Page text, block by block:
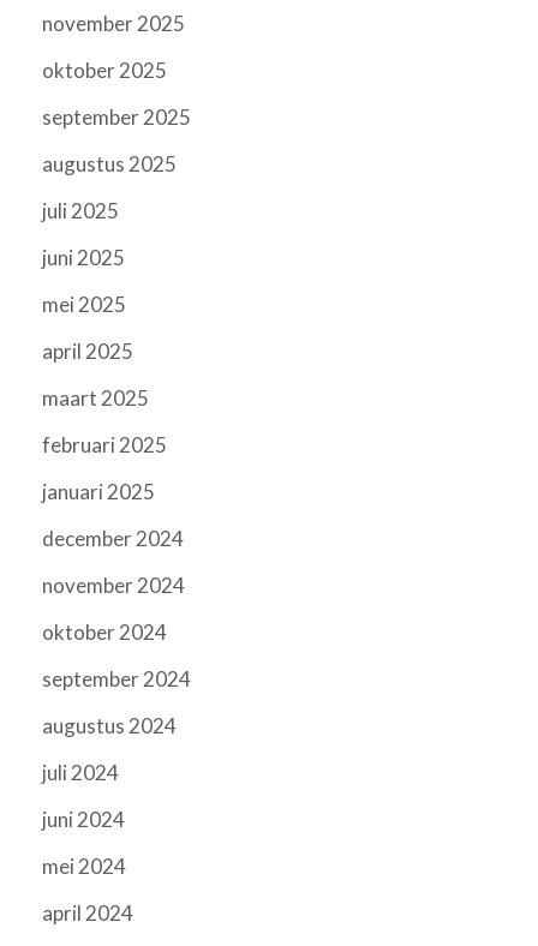
november 2025
oktober 2025
september 2025
augustus 2025
juli 2025
juni 2025
mei 2025
april 2025
maart 2025
februari 2025
januari 2025
december 2024
november 2024
oktober 2024
september 2024
augustus 2024
juli 2024
juni 2024
mei 2024
april 2024